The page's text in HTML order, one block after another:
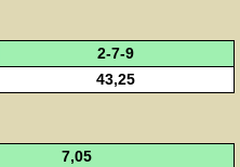
2-7-9
43,25
7,05